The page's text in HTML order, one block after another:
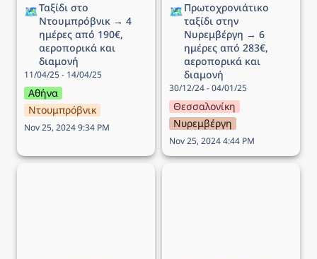
🗺️Ταξίδι στο
Ντουμπρόβνικ → 4
ημέρες από 190€,
αεροπορικά και
διαμονή
11/04/25 - 14/04/25
Αθήνα
Ντουμπρόβνικ
Nov 25, 2024 9:34 PM
🗺️Πρωτοχρονιάτικο
ταξίδι στην
Νυρεμβέργη → 6
ημέρες από 283€,
αεροπορικά και
διαμονή
30/12/24 - 04/01/25
Θεσσαλονίκη
Νυρεμβέργη
Nov 25, 2024 4:44 PM